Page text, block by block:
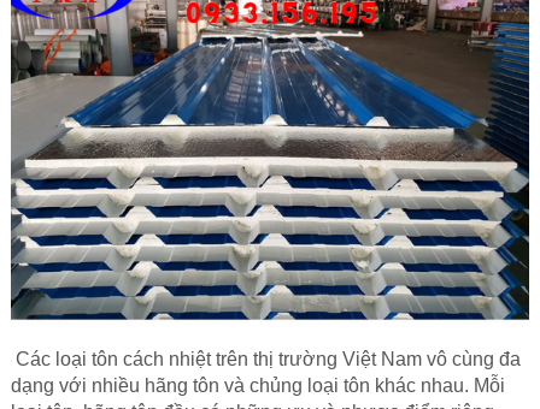
Các Loại Cửa
Ốc Vít
Cuộn Inox
Vật Liệu Cách Âm
Vật liệu Bảo Ôn | Cách Âm Chống Nóng An Tâm
Vật Liệu Bọc Lót Hàng Hóa
Tấm lấy Sáng polycarbonate
Phụ Kiện Phòng Sạch Kho Lạnh
Các loại tôn cách nhiệttrên thị trường Việt Nam vô cùng đa
dạng với nhiều hãng tôn và chủng loại tôn khác nhau. Mỗi